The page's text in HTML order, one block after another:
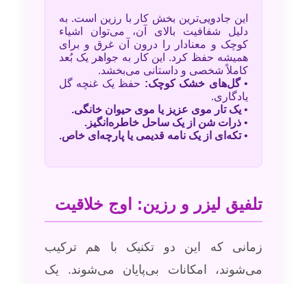
این جادویی‌ترین بخش کار با رزین است. به
دلیل شفافیت بالای آن، می‌توان اشیاء
کوچک و معنادار را درون آن غرق و برای
همیشه حفظ کرد. این کار به جواهر یک بُعد
کاملاً شخصی و داستانی می‌بخشد.
•گل‌های خشک کوچک: حفظ یک غنچه گل
یادگاری.
• یک تار موی عزیز یا موی حیوان خانگی.
• ذرات شن از یک ساحل خاطره‌انگیز.
•تکه‌ای از یک نامه قدیمی یا پارچه‌ای خاص.
تلفیق لیزر و رزین: اوج خلاقیت
زمانی که این دو تکنیک با هم ترکیب
می‌شوند، امکانات بی‌پایان می‌شوند. یک